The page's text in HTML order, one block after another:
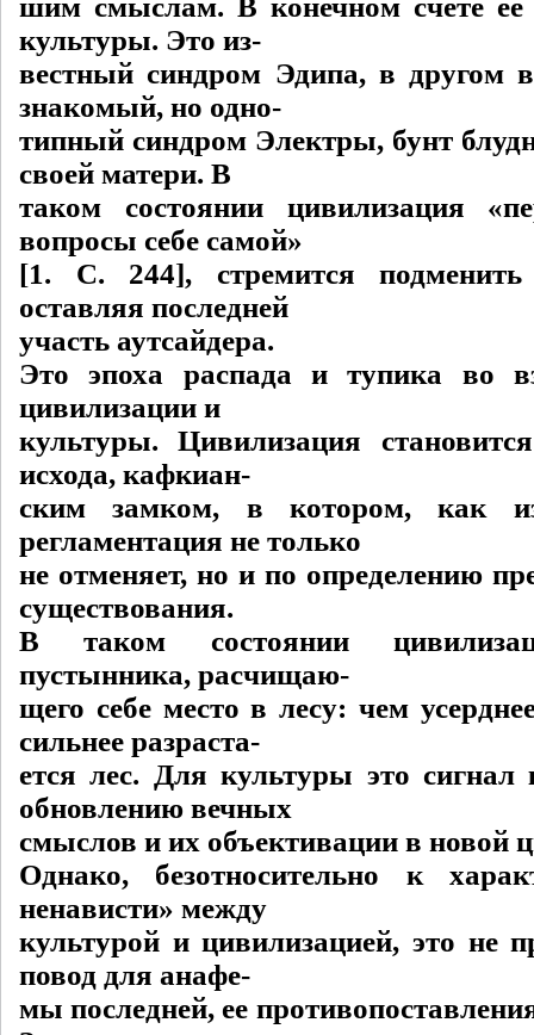
шим смыслам. В конечном счете ее
культуры. Это из-
вестный синдром Эдипа, в другом
знакомый, но одно-
типный синдром Электры, бунт
своей матери. В
таком состоянии цивилизация
вопросы себе самой»
[1. C. 244], стремится подменить
оставляя последней
участь аутсайдера.
Это эпоха распада и тупика во
цивилизации и
культуры. Цивилизация
исхода, кафкиан-
ским замком, в котором, как
регламентация не только
не отменяет, но и по определению
существования.
В таком состоянии
пустынника, расчищаю-
щего себе место в лесу: чем
сильнее разраста-
ется лес. Для культуры это
обновлению вечных
смыслов и их объективации в новой
Однако, безотносительно к
ненависти» между
культурой и цивилизацией, это не
повод для анафе-
мы последней, ее